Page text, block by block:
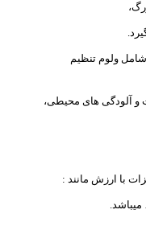
ولوم تنظیم
و آلودگی های محیطی،
با ارزش مانند :